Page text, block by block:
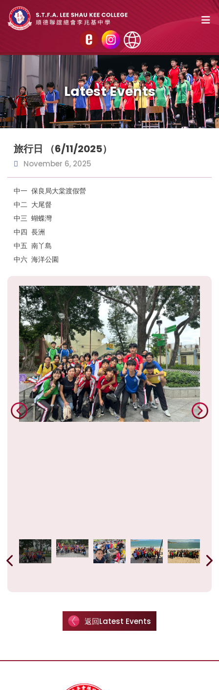
Latest Events
旅行日 （6/11/2025）
November 6, 2025
中一 保良局大棠渡假營
中二 大尾督
中三 蝴蝶灣
中四 長洲
中五 南丫島
中六 海洋公園
返回Latest Events